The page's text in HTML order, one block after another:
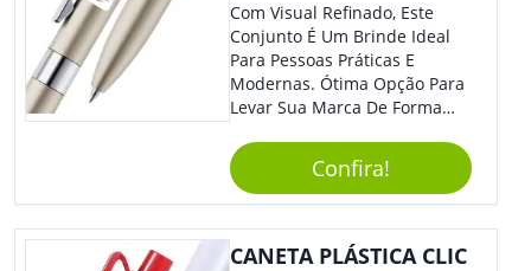
Com Visual Refinado, Este
Conjunto É Um Brinde Ideal
Para Pessoas Práticas E
Modernas. Ótima Opção Para
Levar Sua Marca De Forma
Sua Empresa Em Eventos,
Reuniões Corporativas Ou Até
Mesmo Para Presentear
Colaboradores E Parceiros De
Sua Empresa.
Confira!
CANETA PLÁSTICA CLIC